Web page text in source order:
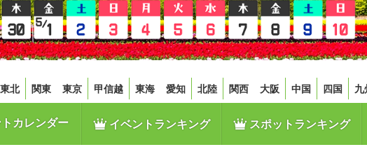
東北 関東 東京 甲信越 東海 愛知 北陸 関西 大阪 中国 四国 九
カレンダー イベントランキング スポットランキング